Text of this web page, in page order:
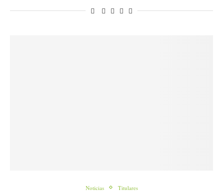
Noticias Titulares